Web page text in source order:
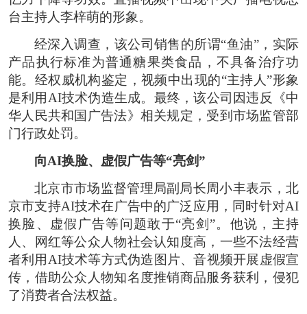
台主持人李梓萌的形象。
经深入调查，该公司销售的所谓“鱼油”，实际
产品执行标准为普通糖果类食品，不具备治疗功
能。经权威机构鉴定，视频中出现的“主持人”形象
是利用AI技术伪造生成。最终，该公司因违反《中
华人民共和国广告法》相关规定，受到市场监管部
门行政处罚。
向AI换脸、虚假广告等“亮剑”
北京市市场监督管理局副局长周小丰表示，北
京市支持AI技术在广告中的广泛应用，同时针对AI
换脸、虚假广告等问题敢于“亮剑”。他说，主持
人、网红等公众人物社会认知度高，一些不法经营
者利用AI技术等方式伪造图片、音视频开展虚假宣
传，借助公众人物知名度推销商品服务获利，侵犯
了消费者合法权益。